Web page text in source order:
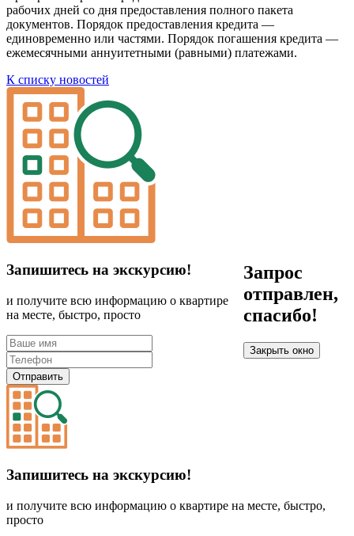
рабочих дней со дня предоставления полного пакета
документов. Порядок предоставления кредита —
единовременно или частями. Порядок погашения кредита —
ежемесячными аннуитетными (равными) платежами.
К списку новостей
Запишитесь на экскурсию!
и получите всю информацию о квартире
на месте, быстро, просто
Отправить
Запрос
отправлен,
спасибо!
Закрыть окно
Запишитесь на экскурсию!
и получите всю информацию о квартире на месте, быстро,
просто